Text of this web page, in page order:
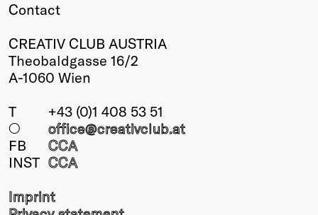
Contact
CREATIV CLUB AUSTRIA
Theobaldgasse 16/2
A-1060 Wien
T
+43 (0)1 408 53 51
○
office@creativclub.at
FB
CCA
INST CCA
Imprint